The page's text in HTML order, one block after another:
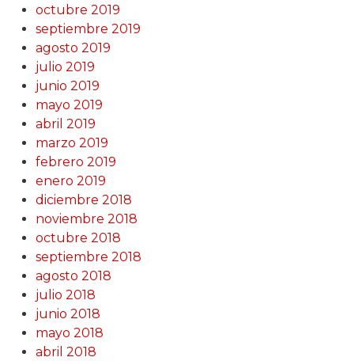
octubre 2019
septiembre 2019
agosto 2019
julio 2019
junio 2019
mayo 2019
abril 2019
marzo 2019
febrero 2019
enero 2019
diciembre 2018
noviembre 2018
octubre 2018
septiembre 2018
agosto 2018
julio 2018
junio 2018
mayo 2018
abril 2018